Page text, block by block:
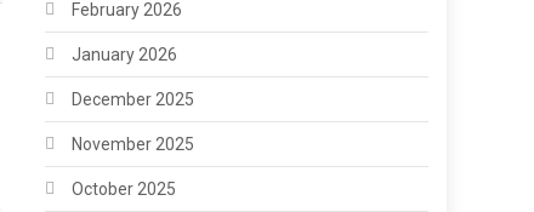
February 2026
January 2026
December 2025
November 2025
October 2025